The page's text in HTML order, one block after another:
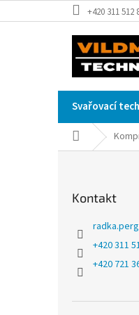
na
+420 311 512
Svařovací
Domů
Kontakt
+420 311
+420 721